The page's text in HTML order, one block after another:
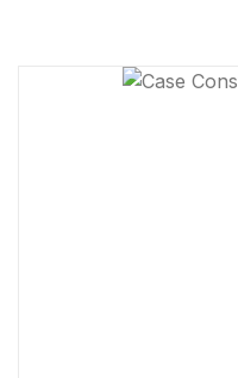
Afbeeldingengalerij